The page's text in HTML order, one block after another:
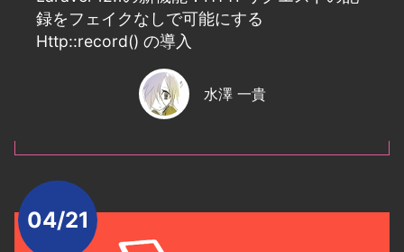
録をフェイクなしで可能にする
Http::record() の導入
水澤 一貴
04/21